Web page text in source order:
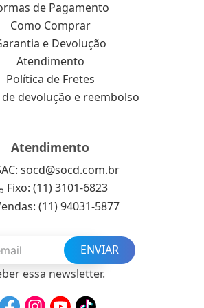
de Pagamento
Como Comprar
e Devolução
Atendimento
Política de Fretes
devolução e reembolso
Atendimento
socd@socd.com.br
Fixo: (11) 3101-6823
(11) 94031-5877
ENVIAR
essa newsletter.